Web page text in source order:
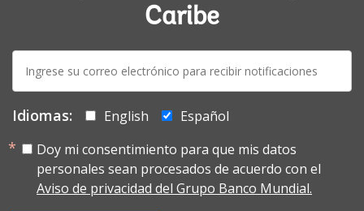
Caribe
mail:
Idiomas: English
Español
Doy mi consentimiento para que mis datos
personales sean procesados de acuerdo con el
Aviso de privacidad del Grupo Banco Mundial.